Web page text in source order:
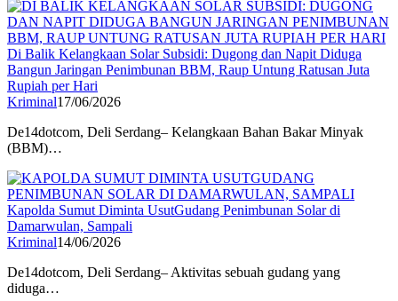
Di Balik Kelangkaan Solar Subsidi: Dugong dan Napit Diduga
Bangun Jaringan Penimbunan BBM, Raup Untung Ratusan Juta
Rupiah per Hari
Kriminal17/06/2026
De14dotcom, Deli Serdang– Kelangkaan Bahan Bakar Minyak
(BBM)…
Kapolda Sumut Diminta UsutGudang Penimbunan Solar di
Damarwulan, Sampali
Kriminal14/06/2026
De14dotcom, Deli Serdang– Aktivitas sebuah gudang yang
diduga…